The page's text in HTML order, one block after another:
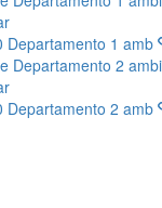
Departamento 1 amb
Departamento 2 amb